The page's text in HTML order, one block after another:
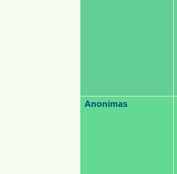
Anonimas